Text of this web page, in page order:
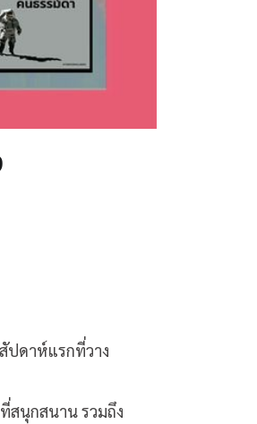
ปดาห์แรกที่วาง
สนุกสนาน รวมถึง